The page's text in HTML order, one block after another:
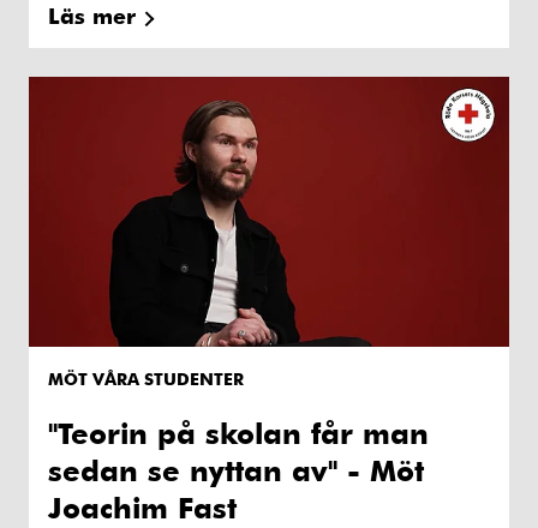
Läs mer
MÖT VÅRA STUDENTER
"Teorin på skolan får man
sedan se nyttan av" - Möt
Joachim Fast